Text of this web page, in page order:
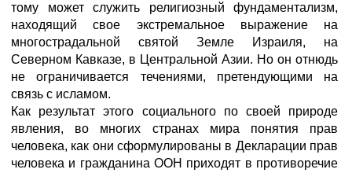
тому может служить религиозный фундаментализм,
находящий свое экстремальное выражение на
многострадальной святой Земле Израиля, на
Северном Кавказе, в Центральной Азии. Но он отнюдь
не ограничивается течениями, претендующими на
связь с исламом.
Как результат этого социального по своей природе
явления, во многих странах мира понятия прав
человека, как они сформулированы в Декларации прав
человека и гражданина ООН приходят в противоречие